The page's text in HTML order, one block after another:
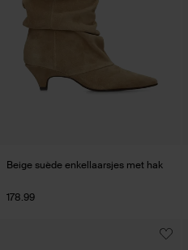
Beige suède enkellaarsjes met hak
178.99